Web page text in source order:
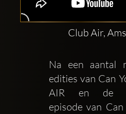
Club Air,
Na een aantal
edities van Can
AIR en de
episode van